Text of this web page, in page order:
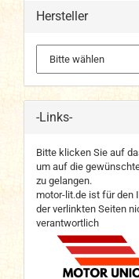
Hersteller
-Links-
Bitte klicken Sie auf
um auf die
zu gelangen.
motor-lit.de ist für den
der verlinkten Seiten
verantwortlich